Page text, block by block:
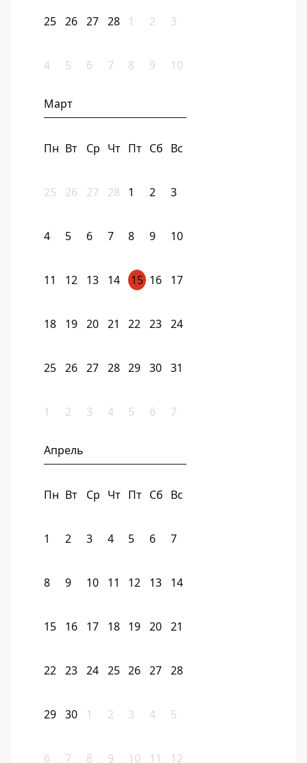
25 26 27 28 1 2 3
4 5 6 7 8 9 10
Март
Пн Вт Ср Чт Пт Сб Вс
25 26 27 28 1 2 3
4 5 6 7 8 9 10
11 12 13 14 15 16 17
18 19 20 21 22 23 24
25 26 27 28 29 30 31
1 2 3 4 5 6 7
Апрель
Пн Вт Ср Чт Пт Сб Вс
1 2 3 4 5 6 7
8 9 10 11 12 13 14
15 16 17 18 19 20 21
22 23 24 25 26 27 28
29 30 1 2 3 4 5
6 7 8 9 10 11 12